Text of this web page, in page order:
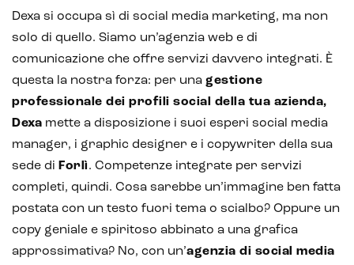
Dexa si occupa sì di social media marketing, ma non
solo di quello. Siamo un’agenzia web e di
comunicazione che offre servizi davvero integrati. È
questa la nostra forza: per una gestione
professionale dei profili social della tua azienda,
Dexa mette a disposizione i suoi esperi social media
manager, i graphic designer e i copywriter della sua
sede di Forlì. Competenze integrate per servizi
completi, quindi. Cosa sarebbe un’immagine ben fatta
postata con un testo fuori tema o scialbo? Oppure un
copy geniale e spiritoso abbinato a una grafica
approssimativa? No, con un’agenzia di social media